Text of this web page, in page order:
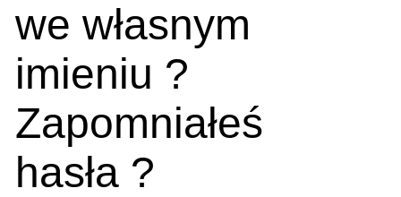
we własnym
imieniu ?
Zapomniałeś
hasła ?